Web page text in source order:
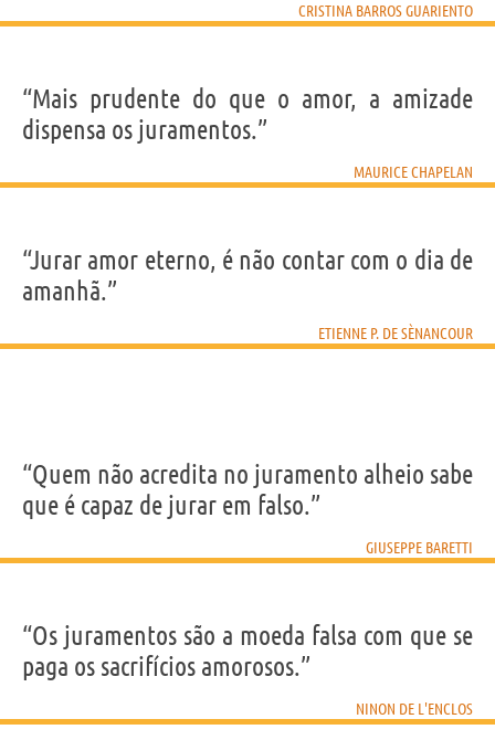
CRISTINA BARROS GUARIENTO
“Mais prudente do que o amor, a amizade
dispensa os juramentos.”
MAURICE CHAPELAN
“Jurar amor eterno, é não contar com o dia de
amanhã.”
ETIENNE P. DE SÈNANCOUR
“Quem não acredita no juramento alheio sabe
que é capaz de jurar em falso.”
GIUSEPPE BARETTI
“Os juramentos são a moeda falsa com que se
paga os sacrifícios amorosos.”
NINON DE L'ENCLOS